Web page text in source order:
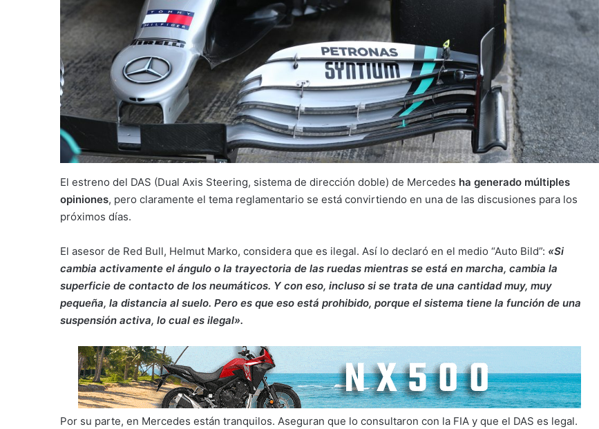
El estreno del DAS (Dual Axis Steering, sistema de dirección doble) de Mercedes ha generado múltiples
opiniones, pero claramente el tema reglamentario se está convirtiendo en una de las discusiones para los
próximos días.
El asesor de Red Bull, Helmut Marko, considera que es ilegal. Así lo declaró en el medio “Auto Bild”: «Si
cambia activamente el ángulo o la trayectoria de las ruedas mientras se está en marcha, cambia la
superficie de contacto de los neumáticos. Y con eso, incluso si se trata de una cantidad muy, muy
pequeña, la distancia al suelo. Pero es que eso está prohibido, porque el sistema tiene la función de una
suspensión activa, lo cual es ilegal».
Por su parte, en Mercedes están tranquilos. Aseguran que lo consultaron con la FIA y que el DAS es legal.